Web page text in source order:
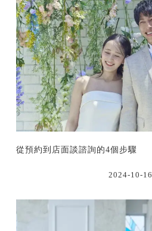
從預約到店面談諮詢的4個步驟
2024-10-16